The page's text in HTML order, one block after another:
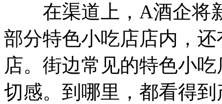
在渠道上，A酒企将
部分特色小吃店店内，
店。街边常见的特色小
切感。到哪里，都看得